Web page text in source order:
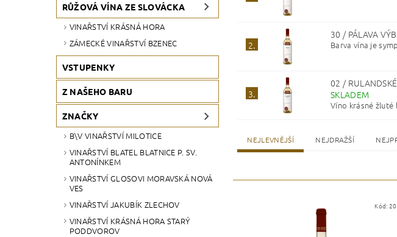
RŮŽOVÁ VÍNA ZE SLOVÁCKA
VINAŘSTVÍ KRÁSNÁ HORA
ZÁMECKÉ VINAŘSTVÍ BZENEC
VSTUPENKY
Z NAŠEHO BARU
ZNAČKY
B\V VINAŘSTVÍ MILOTICE
VINAŘSTVÍ BLATEL BLATNICE P. SV.
ANTONÍNKEM
VINAŘSTVÍ GLOSOVI MORAVSKÁ NOVÁ
VES
VINAŘSTVÍ JAKUBÍK ZLECHOV
VINAŘSTVÍ KRÁSNÁ HORA STARÝ
PODDVOROV
2.
30 / PÁLAVA
Barva vína je
3.
02 /
SKLADEM
Víno krásné žluté
NEJLEVNĚJŠÍ NEJDRAŽŠÍ
Kód: 20